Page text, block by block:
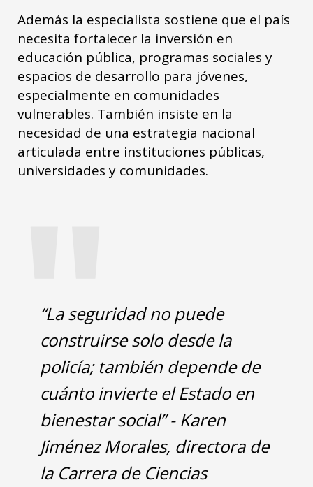
Además la especialista sostiene que el país
necesita fortalecer la inversión en
educación pública, programas sociales y
espacios de desarrollo para jóvenes,
especialmente en comunidades
vulnerables. También insiste en la
necesidad de una estrategia nacional
articulada entre instituciones públicas,
universidades y comunidades.
"
“La seguridad no puede
construirse solo desde la
policía; también depende de
cuánto invierte el Estado en
bienestar social” - Karen
Jiménez Morales, directora de
la Carrera de Ciencias